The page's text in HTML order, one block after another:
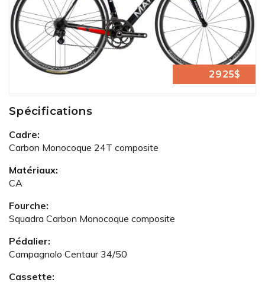
2925$
Spécifications
Cadre:
Carbon Monocoque 24T composite
Matériaux:
CA
Fourche:
Squadra Carbon Monocoque composite
Pédalier:
Campagnolo Centaur 34/50
Cassette: